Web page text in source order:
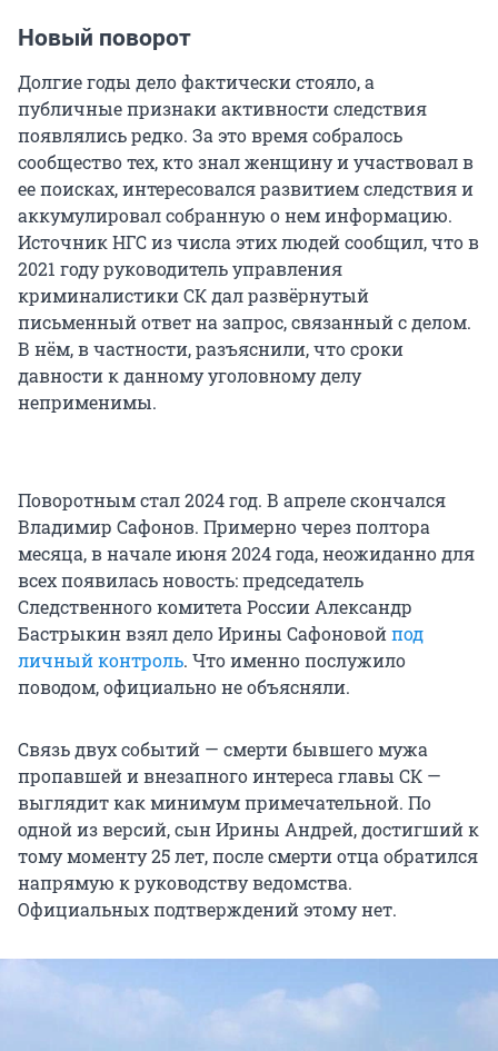
Новый поворот
Долгие годы дело фактически стояло, а
публичные признаки активности следствия
появлялись редко. За это время собралось
сообщество тех, кто знал женщину и участвовал в
ее поисках, интересовался развитием следствия и
аккумулировал собранную о нем информацию.
Источник НГС из числа этих людей сообщил, что в
2021 году руководитель управления
криминалистики СК дал развёрнутый
письменный ответ на запрос, связанный с делом.
В нём, в частности, разъяснили, что сроки
давности к данному уголовному делу
неприменимы.
Поворотным стал 2024 год. В апреле скончался
Владимир Сафонов. Примерно через полтора
месяца, в начале июня 2024 года, неожиданно для
всех появилась новость: председатель
Следственного комитета России Александр
Бастрыкин взял дело Ирины Сафоновойпод
личный контроль. Что именно послужило
поводом, официально не объясняли.
Связь двух событий — смерти бывшего мужа
пропавшей и внезапного интереса главы СК —
выглядит как минимум примечательной. По
одной из версий, сын Ирины Андрей, достигший к
тому моменту 25 лет, после смерти отца обратился
напрямую к руководству ведомства.
Официальных подтверждений этому нет.